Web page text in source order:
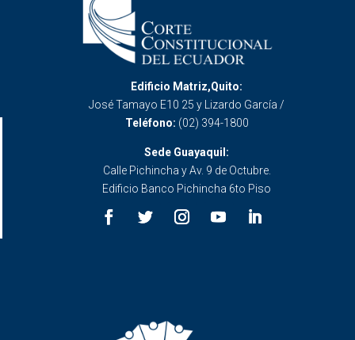
Edificio Matriz,Quito:
José Tamayo E10 25 y Lizardo García /
Teléfono: (02) 394-1800
Sede Guayaquil:
Calle Pichincha y Av. 9 de Octubre.
Edificio Banco Pichincha 6to Piso